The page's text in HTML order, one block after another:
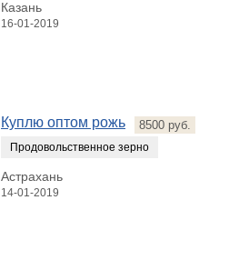
Казань
16-01-2019
Куплю оптом рожь 8500 руб.
Продовольственное зерно
Астрахань
14-01-2019